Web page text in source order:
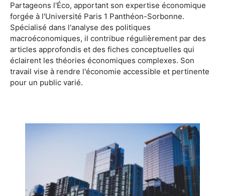
Partageons l'Éco, apportant son expertise économique
forgée à l'Université Paris 1 Panthéon-Sorbonne.
Spécialisé dans l'analyse des politiques
macroéconomiques, il contribue régulièrement par des
articles approfondis et des fiches conceptuelles qui
éclairent les théories économiques complexes. Son
travail vise à rendre l'économie accessible et pertinente
pour un public varié.